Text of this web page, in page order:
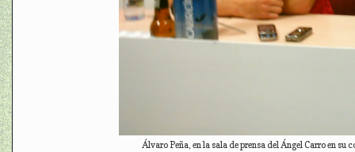
Álvaro Peña, en la sala de prensa del Ángel Carro en